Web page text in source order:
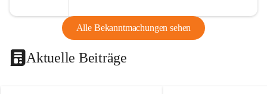
Alle Bekanntmachungen sehen
Aktuelle Beiträge